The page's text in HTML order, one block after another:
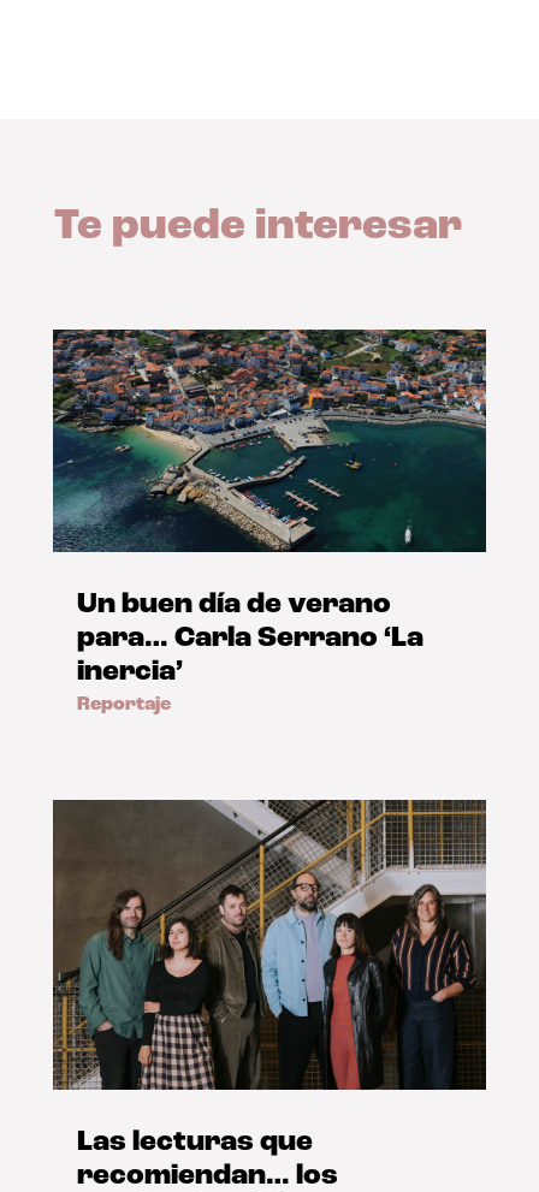
Te puede interesar
Un buen día de verano
para… Carla Serrano ‘La
inercia’
Reportaje
Las lecturas que
recomiendan… los